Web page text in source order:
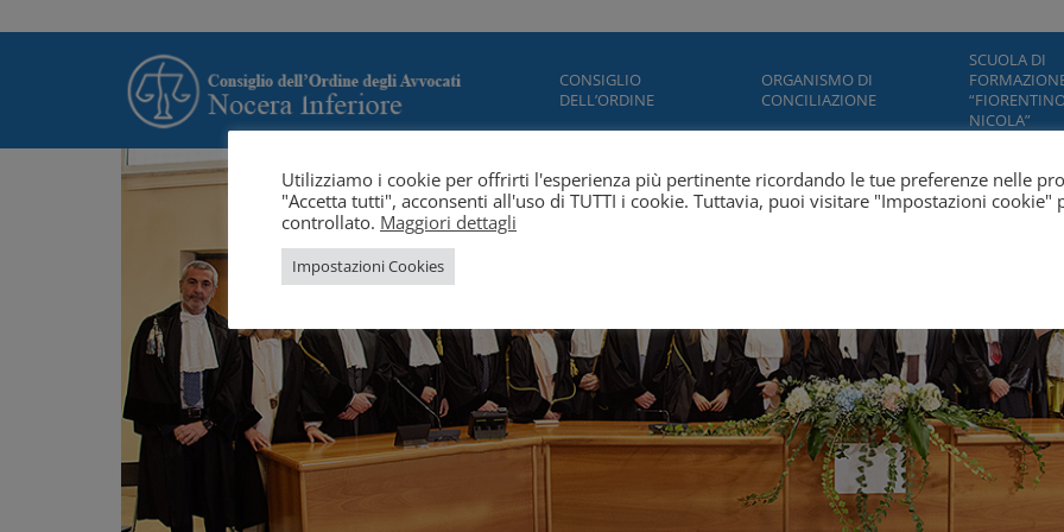
CONSIGLIO
DELL’ORDINE
ORGANISMO DI
CONCILIAZIONE
SCUOLA DI
NICOLA”
Utilizziamo i cookie per offrirti l'esperienza più pertinente ricordando le tue preferenze nelle
"Accetta tutti", acconsenti all'uso di TUTTI i cookie. Tuttavia, puoi visitare "Impostazioni cookie"
controllato. Maggiori dettagli
Impostazioni Cookies